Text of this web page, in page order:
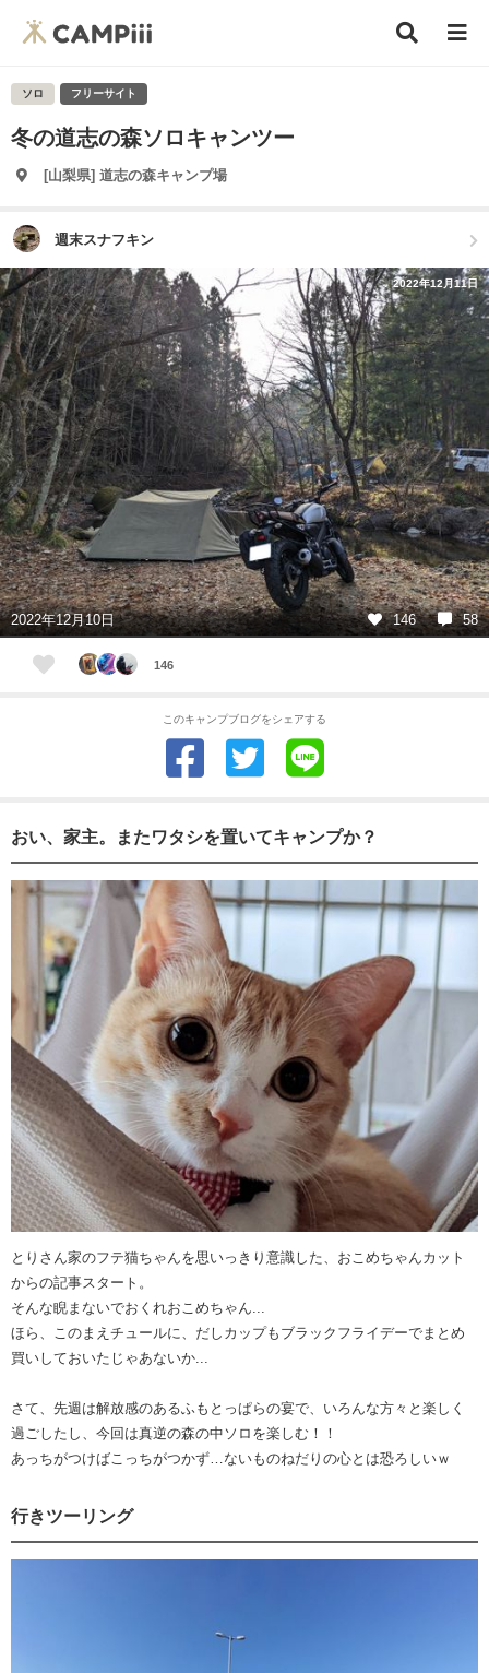
ソロ フリーサイト
冬の道志の森ソロキャンツー
[山梨県] 道志の森キャンプ場
週末スナフキン
2022年12月11日
2022年12月10日 146 58
146
このキャンプブログをシェアする
おい、家主。またワタシを置いてキャンプか？
とりさん家のフテ猫ちゃんを思いっきり意識した、おこめちゃんカット
からの記事スタート。
そんな睨まないでおくれおこめちゃん...
ほら、このまえチュールに、だしカップもブラックフライデーでまとめ
買いしておいたじゃあないか...
さて、先週は解放感のあるふもとっぱらの宴で、いろんな方々と楽しく
過ごしたし、今回は真逆の森の中ソロを楽しむ！！
あっちがつけばこっちがつかず…ないものねだりの心とは恐ろしいｗ
行きツーリング